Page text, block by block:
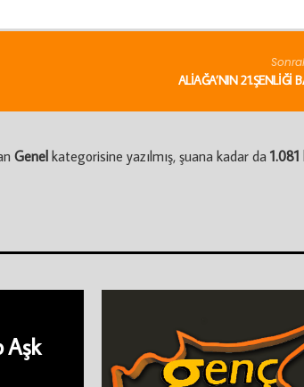
ALIAĞA’NIN 21.ŞENLIĞI
Genel kategorisine yazılmış, şuana kadar da
Aşk